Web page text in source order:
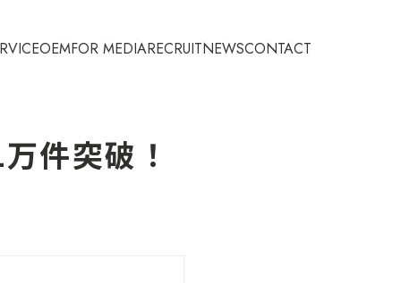
OEMFOR MEDIARECRUITNEWSCONTACT
件突破！